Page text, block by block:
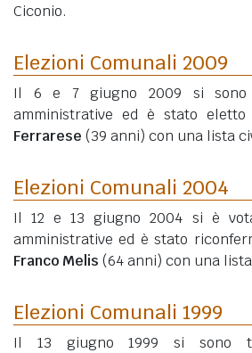
Ciconio.
Elezioni Comunali 2009
Il 6 e 7 giugno 2009 si sono
amministrative ed è stato
Ferrarese (39 anni) con una lista
Elezioni Comunali 2004
Il 12 e 13 giugno 2004 si è
amministrative ed è stato
Franco Melis (64 anni) con una
Elezioni Comunali 1999
Il 13 giugno 1999 si sono